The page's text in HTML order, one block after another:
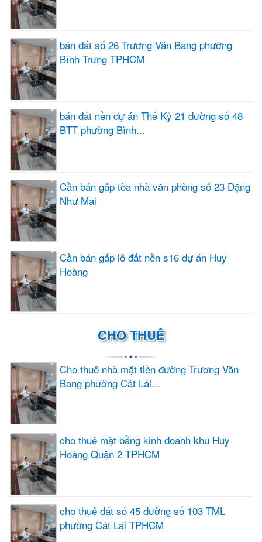
bán đất số 26 Trương Văn Bang phường
Bình Trưng TPHCM
bán đất nền dự án Thế Kỷ 21 đường số 48
BTT phường Bình...
Cần bán gấp tòa nhà văn phòng số 23 Đặng
Như Mai
Cần bán gấp lô đất nền s16 dự án Huy
Hoàng
CHO THUÊ
Cho thuê nhà mặt tiền đường Trương Văn
Bang phường Cát Lái...
cho thuê mặt bằng kinh doanh khu Huy
Hoàng Quận 2 TPHCM
cho thuê đất số 45 đường số 103 TML
phường Cát Lái TPHCM